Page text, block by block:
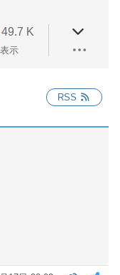
49.7 K
表示
RSS